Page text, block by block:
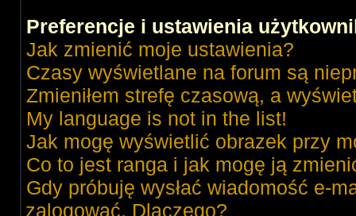
Preferencje i ustawienia
Jak zmienić moje ustawienia?
Czasy wyświetlane na forum są
Zmieniłem strefę czasową, a
My language is not in the list!
Jak mogę wyświetlić obrazek przy
Co to jest ranga i jak mogę ją
Gdy próbuję wysłać wiadomość e-
zalogować. Dlaczego?